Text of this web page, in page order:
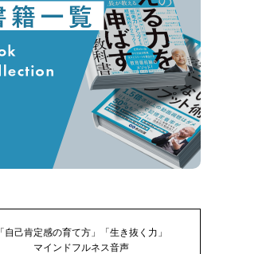
「自己肯定感の育て方」「生き抜く力」
マインドフルネス音声